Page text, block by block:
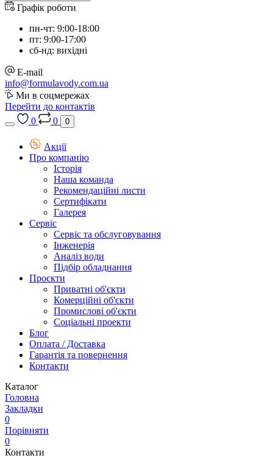
Графік роботи
пн-чт: 9:00-18:00
пт: 9:00-17:00
сб-нд: вихідні
E-mail
info@formulavody.com.ua
Ми в соцмережах
Перейти до контактів
0
0 0
Акції
Про компанію
Історія
Наша команда
Рекомендаційні листи
Сертифікати
Галерея
Сервіс
Сервіс та обслуговування
Інженерія
Аналіз води
Підбір обладнання
Проєкти
Приватні об'єкти
Комерційні об'єкти
Промислові об'єкти
Соціальні проекти
Блог
Оплата / Доставка
Гарантія та повернення
Контакти
Каталог
Головна
Закладки
0
Порівняти
0
Контакти